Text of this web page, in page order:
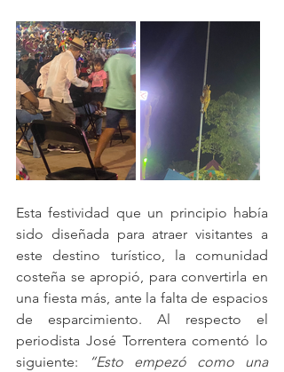
Esta festividad que un principio había
sido diseñada para atraer visitantes a
este destino turístico, la comunidad
costeña se apropió, para convertirla en
una fiesta más, ante la falta de espacios
de esparcimiento. Al respecto el
periodista José Torrentera comentó lo
siguiente:
“Esto empezó como una